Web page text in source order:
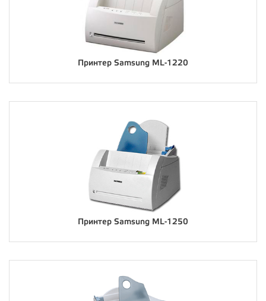
Принтер Samsung ML-1220
Принтер Samsung ML-1250